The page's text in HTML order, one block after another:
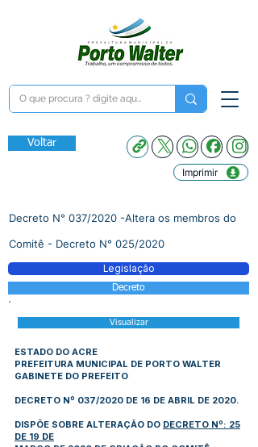
Voltar
Imprimir
Decreto N° 037/2020 -Altera os membros do
Comitê - Decreto N° 025/2020
Legislação
Decreto
Visualizar
ESTADO DO ACRE
PREFEITURA MUNICIPAL DE PORTO WALTER
GABINETE DO PREFEITO
DECRETO Nº 037/2020 DE 16 DE ABRIL DE 2020.
DISPÕE SOBRE ALTERAÇÃO DO DECRETO Nº: 25
DE 19 DE